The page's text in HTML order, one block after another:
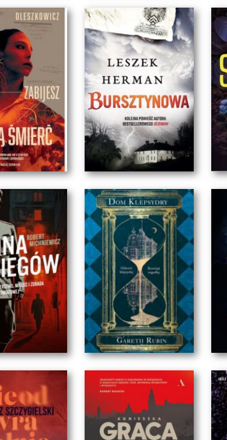
ŻYCIE
Szymańczak
INDYJSKA SZARADA
Marcin Faliński
Oleszkowicz
BURSZTYNOWA
Leszek Herman